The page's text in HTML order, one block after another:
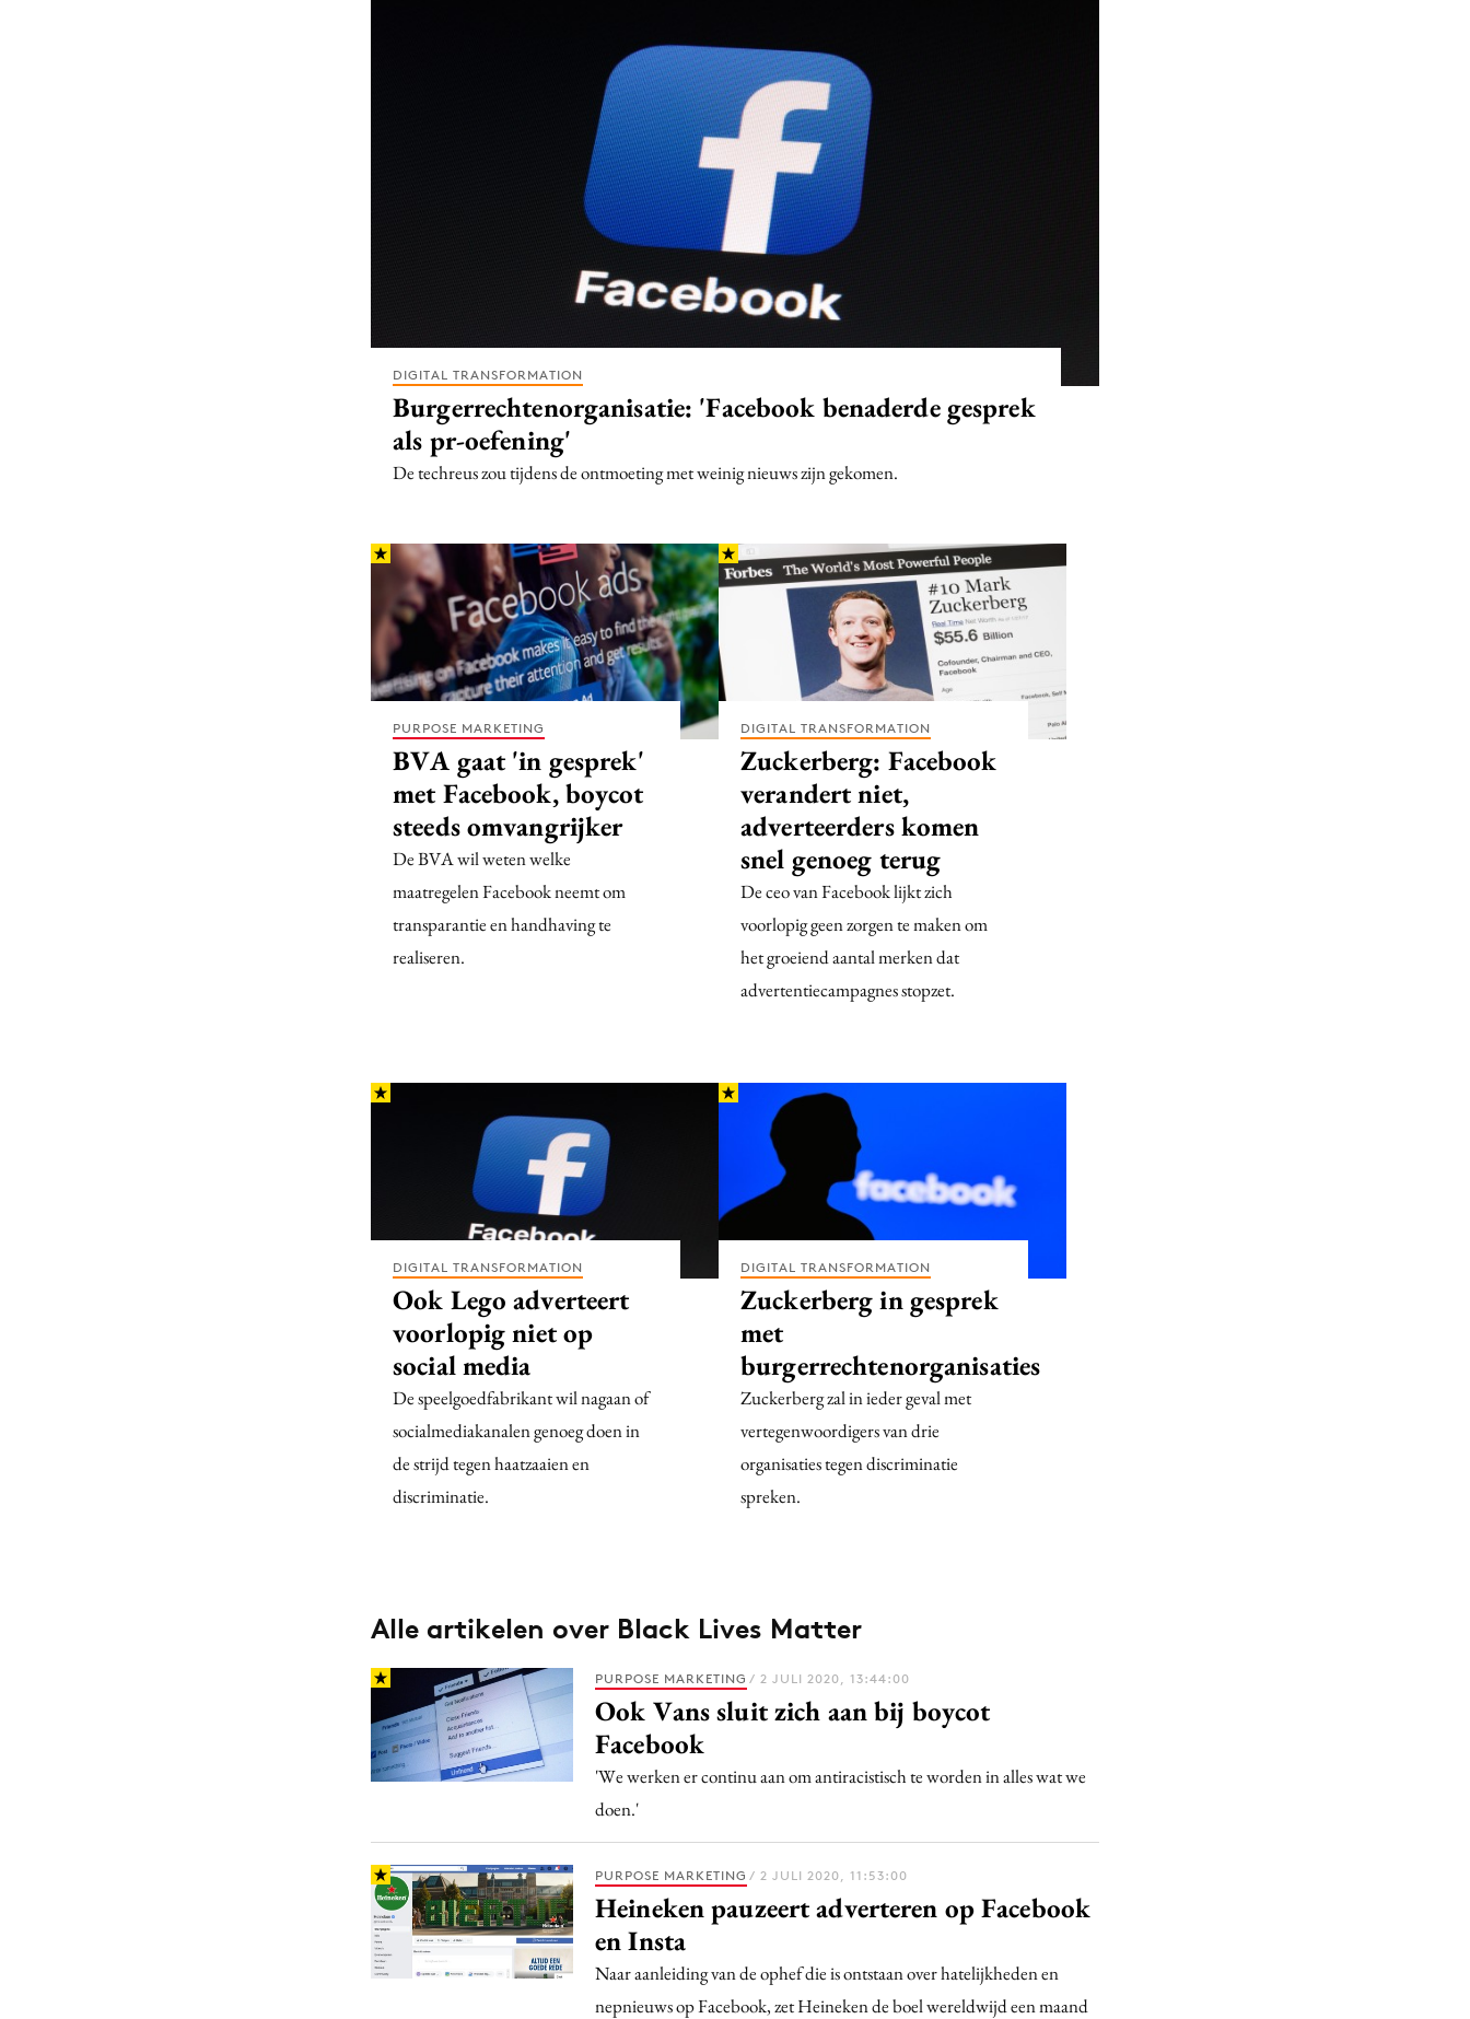
Reputatie & crisis
DIGITAL TRANSFORMATION
Burgerrechtenorganisatie: 'Facebook benaderde gesprek
als pr-oefening'
De techreus zou tijdens de ontmoeting met weinig nieuws zijn gekomen.
PURPOSE MARKETING
BVA gaat 'in gesprek'
met Facebook, boycot
steeds omvangrijker
De BVA wil weten welke
maatregelen Facebook neemt om
transparantie en handhaving te
realiseren.
DIGITAL TRANSFORMATION
Zuckerberg: Facebook
verandert niet,
adverteerders komen
snel genoeg terug
De ceo van Facebook lijkt zich
voorlopig geen zorgen te maken om
het groeiend aantal merken dat
advertentiecampagnes stopzet.
DIGITAL TRANSFORMATION
Ook Lego adverteert
voorlopig niet op
social media
De speelgoedfabrikant wil nagaan of
socialmediakanalen genoeg doen in
de strijd tegen haatzaaien en
discriminatie.
DIGITAL TRANSFORMATION
Zuckerberg in gesprek
met
burgerrechtenorganisaties
Zuckerberg zal in ieder geval met
vertegenwoordigers van drie
organisaties tegen discriminatie
spreken.
Alle artikelen over Black Lives Matter
PURPOSE MARKETING / 2 JULI 2020, 13:44:00
Ook Vans sluit zich aan bij boycot
Facebook
'We werken er continu aan om antiracistisch te worden in alles wat we
doen.'
PURPOSE MARKETING / 2 JULI 2020, 11:53:00
Heineken pauzeert adverteren op Facebook
en Insta
Naar aanleiding van de ophef die is ontstaan over hatelijkheden en
nepnieuws op Facebook, zet Heineken de boel wereldwijd een maand